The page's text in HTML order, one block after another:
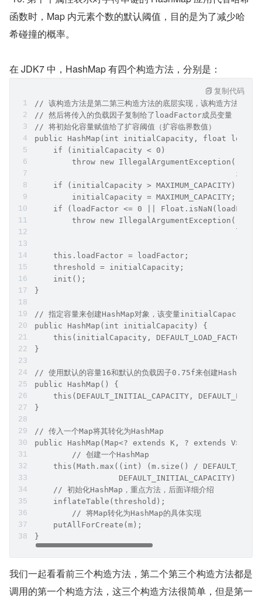
函数时，Map 内元素个数的默认阈值，目的是为了减少哈
希碰撞的概率。
在 JDK7 中，HashMap 有四个构造方法，分别是：
// 该构造方法是第二第三构造方法的底层实现，该构造方法对初
// 然后将传入的负载因子复制给了loadFactor成员变量
// 将初始化容量赋值给了扩容阈值（扩容临界数值）
public HashMap(int initialCapacity, float
    if (initialCapacity < 0)
throw new
    if (initialCapacity > MAXIMUM_CAPACITY)
        initialCapacity = MAXIMUM_CAPACITY;
if (loadFactor <= 0 ||
throw new
    this.loadFactor = loadFactor;
    threshold = initialCapacity;
    init();
}
// 指定容量来创建HashMap对象，该变量initialCapacity不一
public HashMap(int initialCapacity) {
    this(initialCapacity, DEFAULT_LOAD_FACTOR);
}
// 使用默认的容量16和默认的负载因子0.75f来创建HashMap对
public HashMap() {
this(DEFAULT_INITIAL_CAPACITY,
}
// 传入一个Map将其转化为HashMap
public HashMap(Map<? extends K, ? extends V> m)
	// 创建一个HashMap
this(Math.max((int) (m.size() /
DEFAULT_INITIAL_CAPACITY),
    // 初始化HashMap，重点方法，后面详细介绍
    inflateTable(threshold);
	// 将Map转化为HashMap的具体实现
    putAllForCreate(m);
}
复制代码
我们一起看看前三个构造方法，第二个第三个构造方法都是
调用的第一个构造方法，这三个构造方法很简单，但是第一